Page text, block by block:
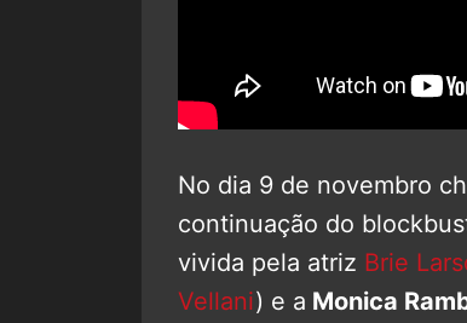
No dia 9 de novembro
continuação do
vivida pela atriz Brie
Vellani) e a Monica